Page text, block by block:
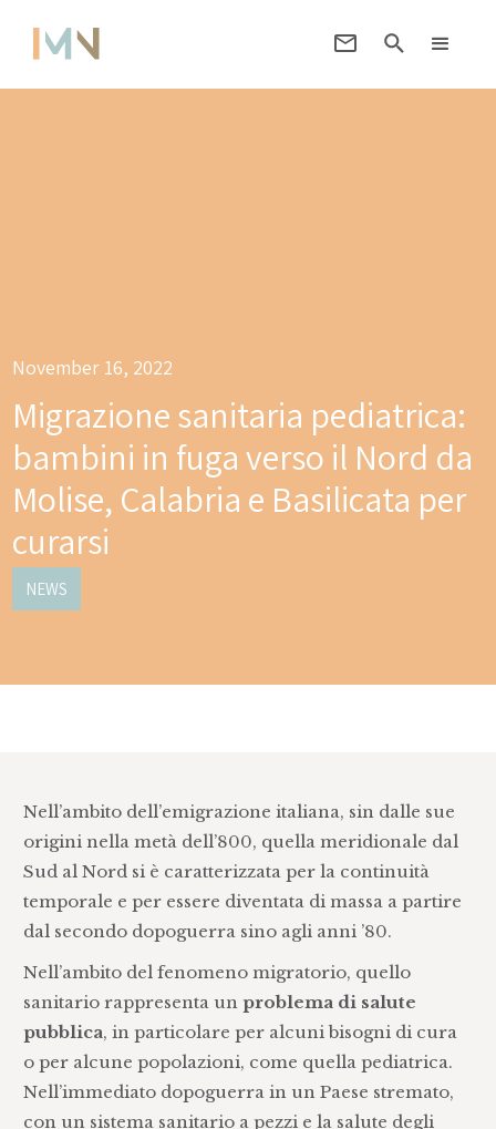
November 16, 2022
Migrazione sanitaria pediatrica:
bambini in fuga verso il Nord da
Molise, Calabria e Basilicata per
curarsi
NEWS
Nell’ambito dell’emigrazione italiana, sin dalle sue
origini nella metà dell’800, quella meridionale dal
Sud al Nord si è caratterizzata per la continuità
temporale e per essere diventata di massa a partire
dal secondo dopoguerra sino agli anni ’80.
Nell’ambito del fenomeno migratorio, quello
sanitario rappresenta unproblema di salute
pubblica, in particolare per alcuni bisogni di cura
o per alcune popolazioni, come quella pediatrica.
Nell’immediato dopoguerra in un Paese stremato,
con un sistema sanitario a pezzi e la salute degli